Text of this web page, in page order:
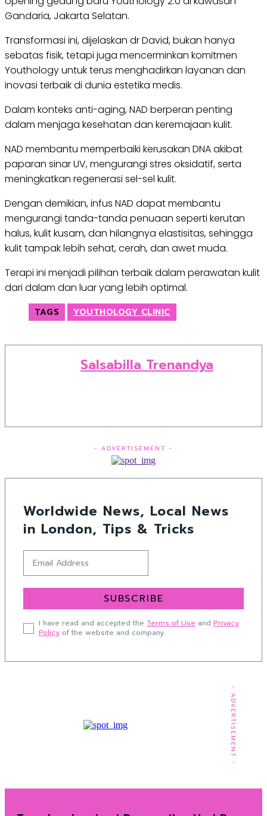
Gandaria, Jakarta Selatan.
Transformasi ini, dijelaskan dr David, bukan hanya
sebatas fisik, tetapi juga mencerminkan komitmen
Youthology untuk terus menghadirkan layanan dan
inovasi terbaik di dunia estetika medis.
Dalam konteks anti-aging, NAD berperan penting
dalam menjaga kesehatan dan keremajaan kulit.
NAD membantu memperbaiki kerusakan DNA akibat
paparan sinar UV, mengurangi stres oksidatif, serta
meningkatkan regenerasi sel-sel kulit.
Dengan demikian, infus NAD dapat membantu
mengurangi tanda-tanda penuaan seperti kerutan
halus, kulit kusam, dan hilangnya elastisitas, sehingga
kulit tampak lebih sehat, cerah, dan awet muda.
Terapi ini menjadi pilihan terbaik dalam perawatan kulit
dari dalam dan luar yang lebih optimal.
TAGS YOUTHOLOGY CLINIC
Salsabilla Trenandya
- ADVERTISEMENT -
Worldwide News, Local News
in London, Tips & Tricks
SUBSCRIBE
I have read and accepted the Terms of Use and Privacy
Policy of the website and company.
- ADVERTISEMENT -